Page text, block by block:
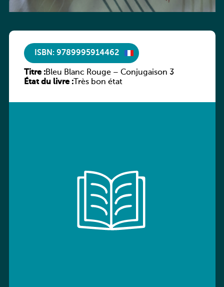
ISBN: 9789995914462
Titre :Bleu Blanc Rouge – Conjugaison 3
État du livre :Très bon état